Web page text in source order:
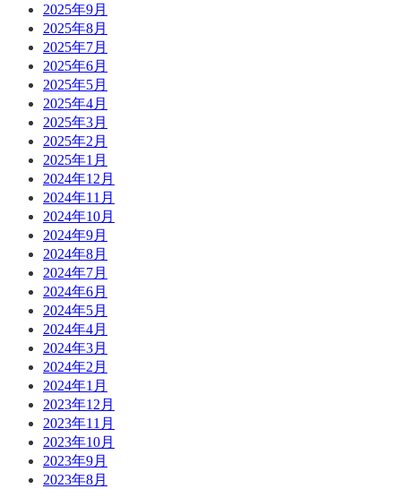
2025年9月
2025年8月
2025年7月
2025年6月
2025年5月
2025年4月
2025年3月
2025年2月
2025年1月
2024年12月
2024年11月
2024年10月
2024年9月
2024年8月
2024年7月
2024年6月
2024年5月
2024年4月
2024年3月
2024年2月
2024年1月
2023年12月
2023年11月
2023年10月
2023年9月
2023年8月